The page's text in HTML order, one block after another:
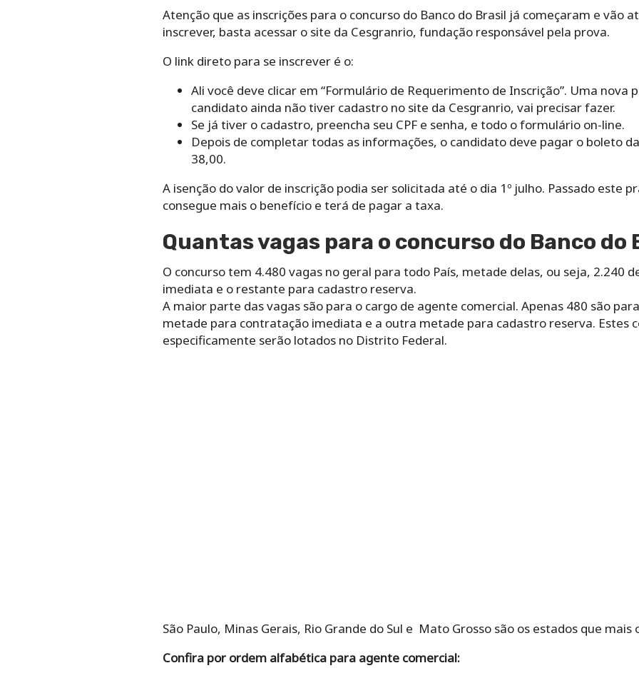
Atenção que as inscrições para o concurso do Banco do Brasil já começaram e vão
inscrever, basta acessar o site da Cesgranrio, fundação responsável pela prova.
O link direto para se inscrever é o:
Ali você deve clicar em “Formulário de Requerimento de Inscrição”. Uma nova
candidato ainda não tiver cadastro no site da Cesgranrio, vai precisar fazer.
Se já tiver o cadastro, preencha seu CPF e senha, e todo o formulário on-line.
Depois de completar todas as informações, o candidato deve pagar o boleto
38,00.
A isenção do valor de inscrição podia ser solicitada até o dia 1º julho. Passado este
consegue mais o benefício e terá de pagar a taxa.
Quantas vagas para o concurso do Banco do
O concurso tem 4.480 vagas no geral para todo País, metade delas, ou seja, 2.240
imediata e o restante para cadastro reserva.
A maior parte das vagas são para o cargo de agente comercial. Apenas 480 são
metade para contratação imediata e a outra metade para cadastro reserva. Estes
especificamente serão lotados no Distrito Federal.
São Paulo, Minas Gerais, Rio Grande do Sul e Mato Grosso são os estados que
Confira por ordem alfabética para agente comercial: